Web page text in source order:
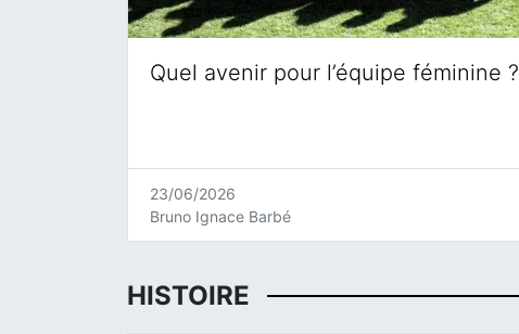
Quel avenir pour l’équipe féminine ?
23/06/2026
Bruno Ignace Barbé
HISTOIRE